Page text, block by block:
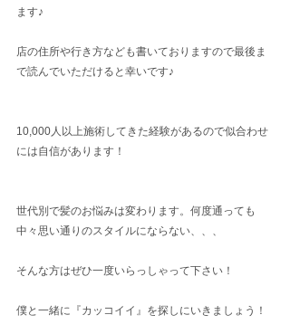
ます♪
店の住所や行き方なども書いておりますので最後ま
で読んでいただけると幸いです♪
10,000人以上施術してきた経験があるので似合わせ
には自信があります！
世代別で髪のお悩みは変わります。何度通っても
中々思い通りのスタイルにならない、、、
そんな方はぜひ一度いらっしゃって下さい！
僕と一緒に『カッコイイ』を探しにいきましょう！